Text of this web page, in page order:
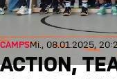
CAMPSMi., 08.01.2025,
ACTION,